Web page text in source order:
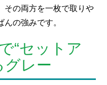
その両方を一枚で取りや
の強みです。
“セットア
グレー